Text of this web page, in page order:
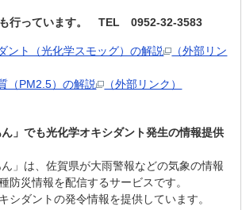
も行っています。 TEL 0952-32-3583
ント（光化学スモッグ）の解説
（外部リン
（PM2.5）の解説
（外部リンク）
ん」でも光化学オキシダント発生の情報提供
ん」は、佐賀県が大雨警報などの気象の情報
防災情報を配信するサービスです。
シダントの発令情報を提供しています。